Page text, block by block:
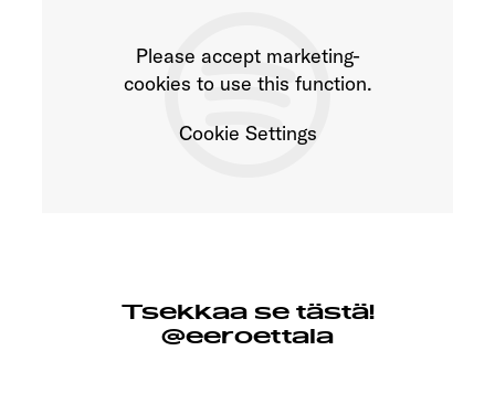
Please accept marketing-
cookies to use this function.
Cookie Settings
Tsekkaa se tästä!
@eeroettala